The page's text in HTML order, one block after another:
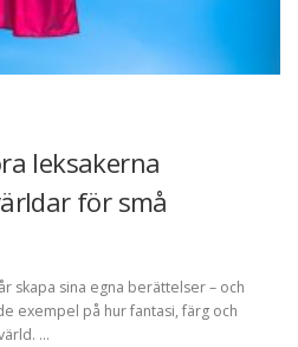
leksakerna
för små
skapa sina egna berättelser – och
exempel på hur fantasi, färg och
…